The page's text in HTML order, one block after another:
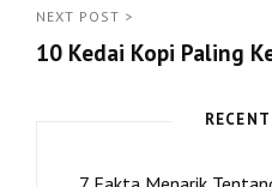
Prev
Post
NEXT POST >
10 Kedai Kopi Paling